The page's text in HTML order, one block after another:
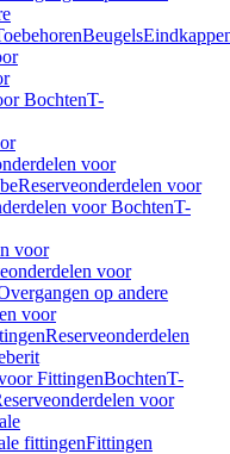
Beugels
BochtenT-
voor
Reserveonderdelen voor
voor BochtenT-
voor
voor
op andere
voor
Reserveonderdelen
FittingenBochtenT-
voor
fittingenFittingen